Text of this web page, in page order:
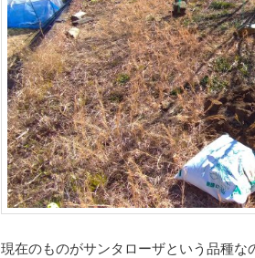
現在のものがサンタローザという品種